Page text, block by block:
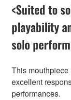
<Suited to
playability
solo
This
excellent
performances.